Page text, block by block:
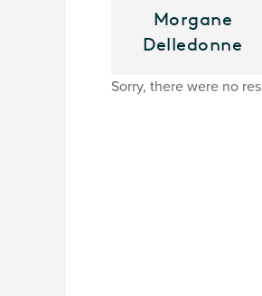
Morgane
Delledonne
Sorry, there were no